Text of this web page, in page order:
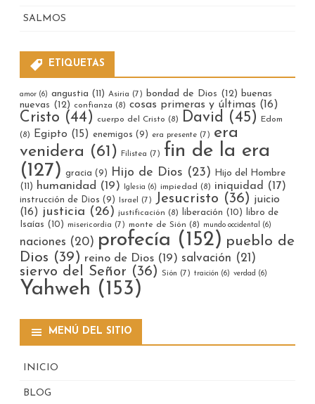
SALMOS
ETIQUETAS
amor (6) angustia (11) Asiria (7) bondad de Dios (12) buenas
nuevas (12) confianza (8) cosas primeras y últimas (16)
Cristo (44) cuerpo del Cristo (8) David (45)
Edom
(8) Egipto (15) enemigos (9) era presente (7) era
venidera (61) Filistea (7) fin de la era
(127) gracia (9) Hijo de Dios (23)
Hijo del Hombre
(11)
humanidad (19) Iglesia (6) impiedad (8) iniquidad (17)
instrucción de Dios (9) Israel (7) Jesucristo (36) juicio
(16) justicia (26) justificación (8) liberación (10)
libro de
Isaías (10) misericordia (7) monte de Sión (8) mundo occidental (6)
naciones (20) profecía (152) pueblo de
Dios (39) reino de Dios (19) salvación (21)
siervo del Señor (36) Sión (7) traición (6) verdad (6)
Yahweh (153)
MENÚ DEL SITIO
INICIO
BLOG